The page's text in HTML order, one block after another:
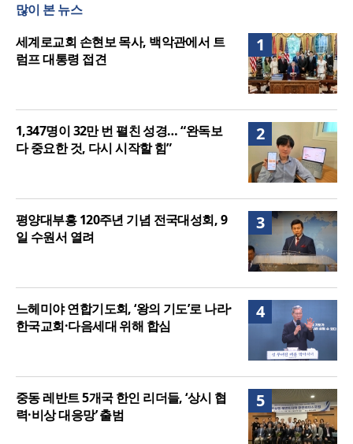
느헤미야 연합기도회, ‘왕의 기도’로 나라·한국교회·다
세기총 “자유를 지키며 하나 된 희망의 미래를 향하
여”
많이 본 뉴스
1
세계로교회 손현보 목사, 백악관에서 트
럼프 대통령 접견
2
1,347명이 32만 번 펼친 성경… “완독보
다 중요한 것, 다시 시작할 힘”
3
평양대부흥 120주년 기념 전국대성회, 9
일 수원서 열려
4
느헤미야 연합기도회, ‘왕의 기도’로 나라·
한국교회·다음세대 위해 합심
5
중동 레반트 5개국 한인 리더들, ‘상시 협
력·비상 대응망’ 출범